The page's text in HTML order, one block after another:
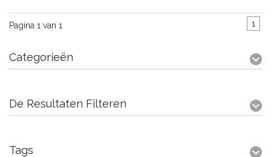
Pagina 1 van 1 1
Categorieën
De Resultaten Filteren
Tags